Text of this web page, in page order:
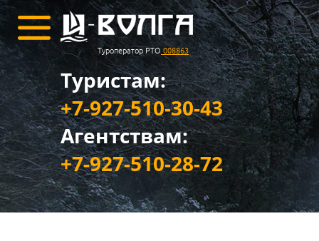
Туроператор РТО 008863
Туристам:
+7-927-510-30-43
Агентствам:
+7-927-510-28-72